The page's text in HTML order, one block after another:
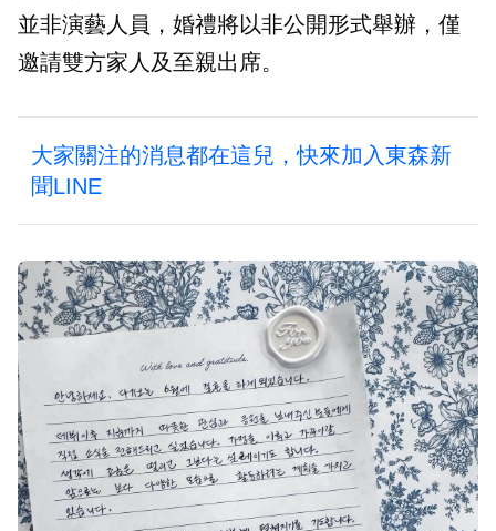
並非演藝人員，婚禮將以非公開形式舉辦，僅
邀請雙方家人及至親出席。
大家關注的消息都在這兒，快來加入東森新
聞LINE